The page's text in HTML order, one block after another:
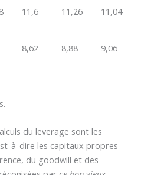
11,6 11,26 11,04
8,62 8,88 9,06
du leverage sont les
à-dire les capitaux propres
du goodwill et des